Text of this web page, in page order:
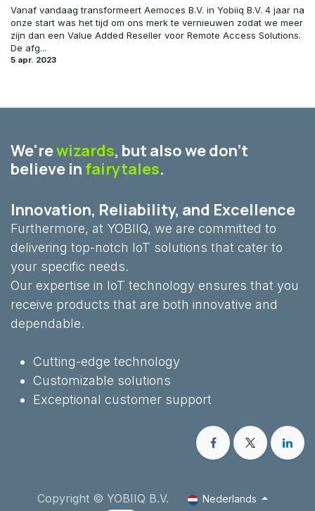
Vanaf vandaag transformeert Aemoces B.V. in Yobiiq B.V. 4 jaar na
onze start was het tijd om ons merk te vernieuwen zodat we meer
zijn dan een Value Added Reseller voor Remote Access Solutions.
De afg...
5 apr. 2023
We'rewizards, but also we don't
believe in fairytales.
Innovation, Reliability, and Excellence
Furthermore, at YOBIIQ, we are committed to
delivering top-notch IoT solutions that cater to
your specific needs.
Our expertise in IoT technology ensures that you
receive products that are both innovative and
dependable.
Cutting-edge technology
Customizable solutions
Exceptional customer support
Copyright © YOBIIQ B.V.
Nederlands